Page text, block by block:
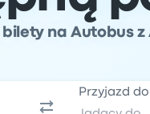
na Autobus z
Przyjazd do